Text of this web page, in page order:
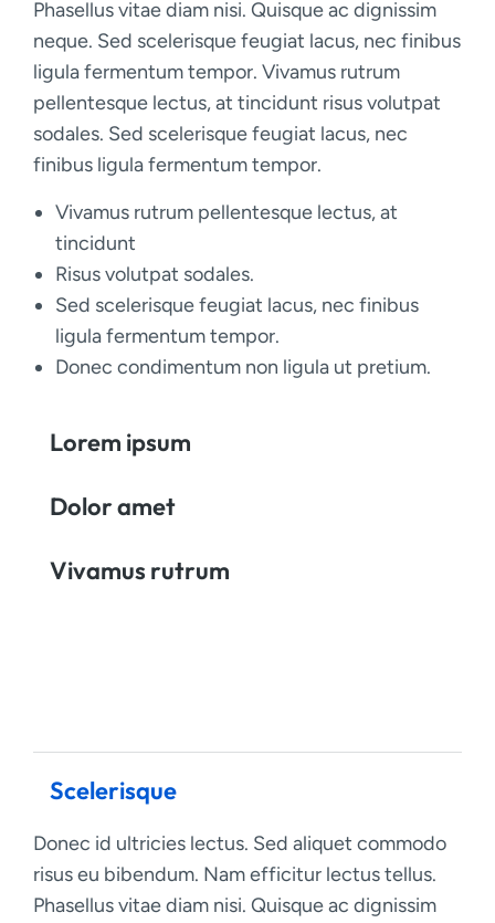
Phasellus vitae diam nisi. Quisque ac dignissim
neque. Sed scelerisque feugiat lacus, nec finibus
ligula fermentum tempor. Vivamus rutrum
pellentesque lectus, at tincidunt risus volutpat
sodales. Sed scelerisque feugiat lacus, nec
finibus ligula fermentum tempor.
Vivamus rutrum pellentesque lectus, at
tincidunt
Risus volutpat sodales.
Sed scelerisque feugiat lacus, nec finibus
ligula fermentum tempor.
Donec condimentum non ligula ut pretium.
Lorem ipsum
Dolor amet
Vivamus rutrum
Scelerisque
Donec id ultricies lectus. Sed aliquet commodo
risus eu bibendum. Nam efficitur lectus tellus.
Phasellus vitae diam nisi. Quisque ac dignissim